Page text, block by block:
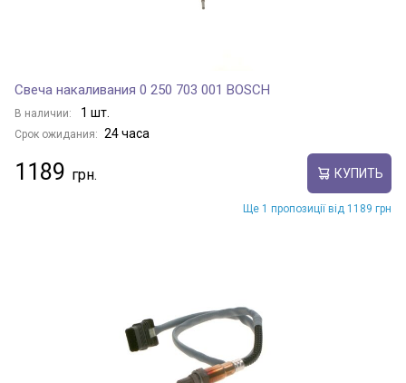
Свеча накаливания 0 250 703 001 BOSCH
В наличии: 1 шт.
Срок ожидания: 24 часа
1189 КУПИТЬ
Ще 1 пропозиції від 1189 грн